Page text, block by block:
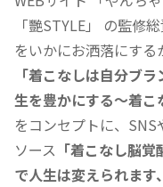
「艷STYLE」 の監修
をいかにお洒落にする
「着こなしは自分ブ
生を豊かにする〜着こ
をコンセプトに、
ソース 「着こなし脳覚
で人生は変えられま